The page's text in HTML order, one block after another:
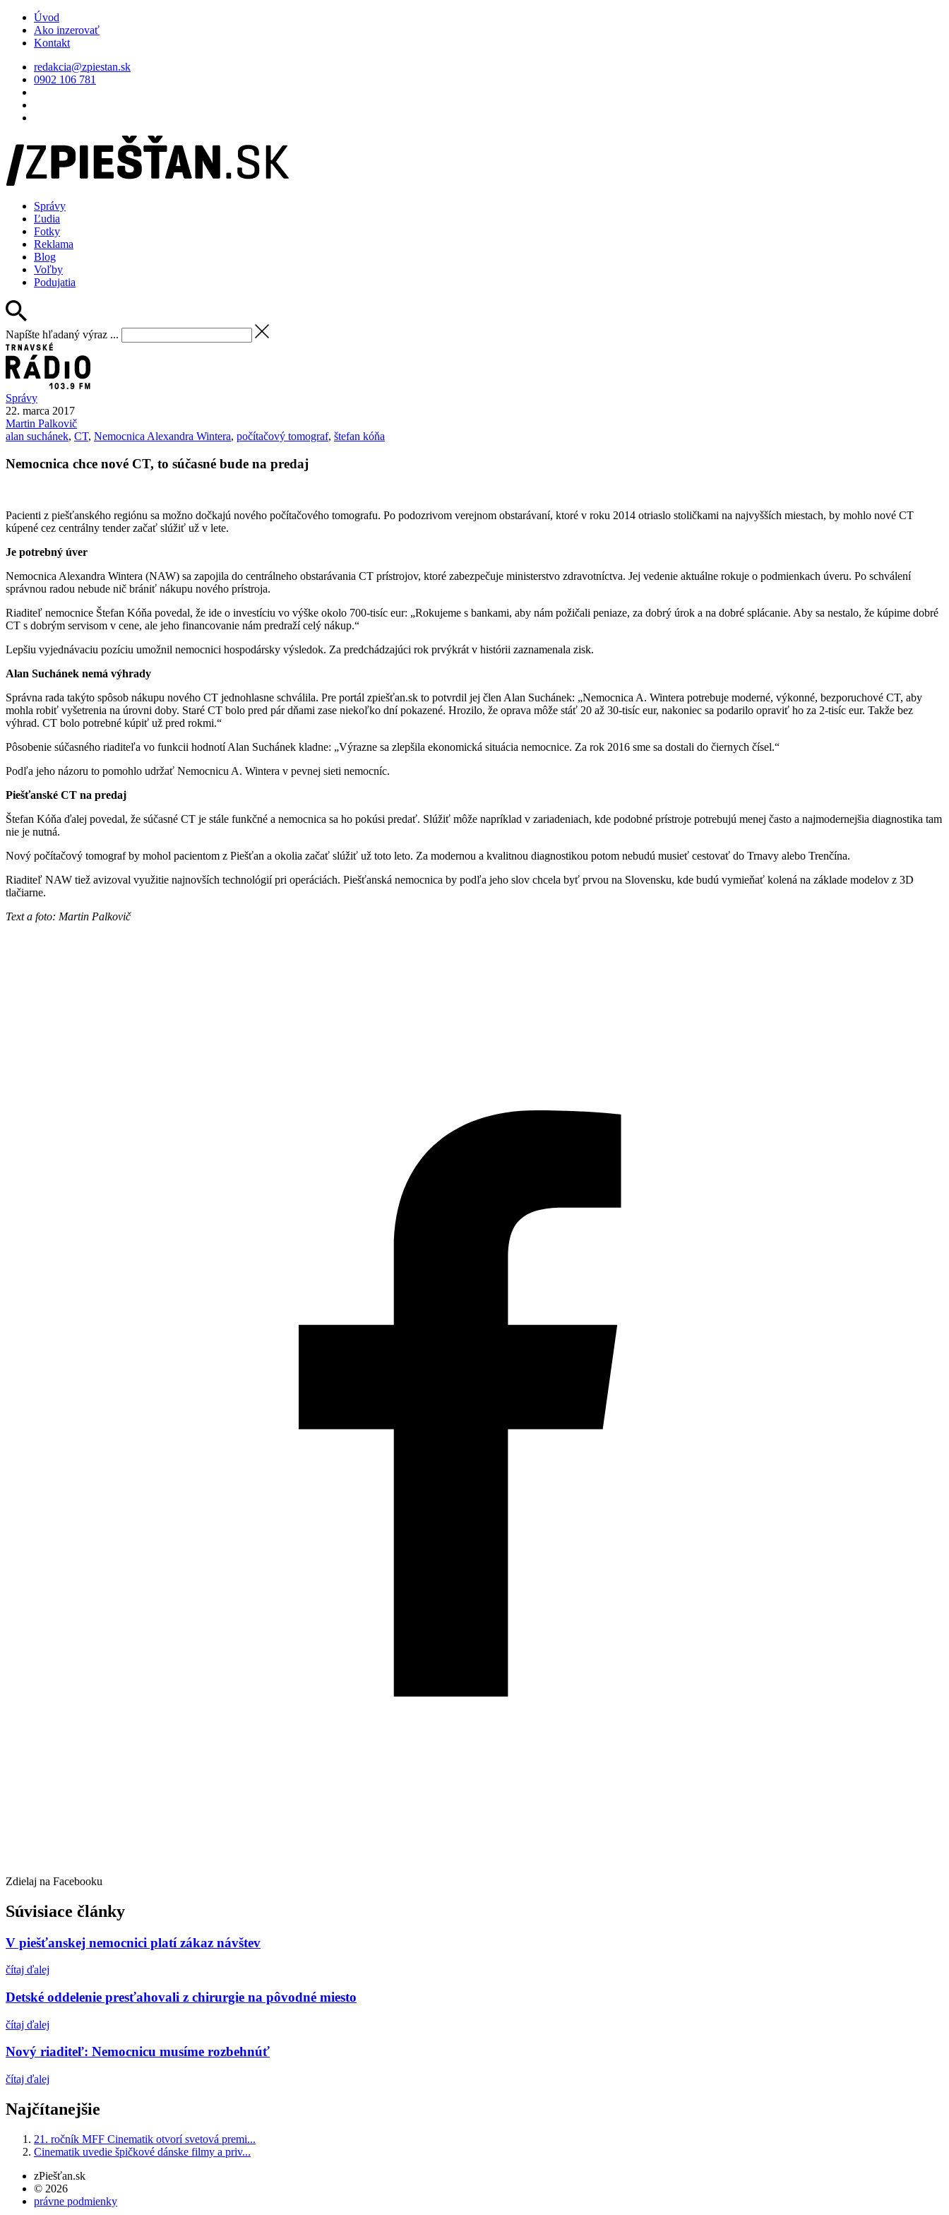
Úvod
Ako inzerovať
Kontakt
redakcia@zpiestan.sk
0902 106 781
Správy
Ľudia
Fotky
Reklama
Blog
Voľby
Podujatia
Napíšte hľadaný výraz ...
Správy
22. marca 2017
Martin Palkovič
alan suchánek, CT, Nemocnica Alexandra Wintera, počítačový tomograf, štefan kóňa
Nemocnica chce nové CT, to súčasné bude na predaj
Pacienti z piešťanského regiónu sa možno dočkajú nového počítačového tomografu. Po podozrivom verejnom obstarávaní, ktoré v roku 2014 otriaslo stoličkami na najvyšších miestach, by mohlo nové CT
kúpené cez centrálny tender začať slúžiť už v lete.
Je potrebný úver
Nemocnica Alexandra Wintera (NAW) sa zapojila do centrálneho obstarávania CT prístrojov, ktoré zabezpečuje ministerstvo zdravotníctva. Jej vedenie aktuálne rokuje o podmienkach úveru. Po schválení
správnou radou nebude nič brániť nákupu nového prístroja.
Riaditeľ nemocnice Štefan Kóňa povedal, že ide o investíciu vo výške okolo 700-tisíc eur: „Rokujeme s bankami, aby nám požičali peniaze, za dobrý úrok a na dobré splácanie. Aby sa nestalo, že kúpime dobré
CT s dobrým servisom v cene, ale jeho financovanie nám predraží celý nákup.“
Lepšiu vyjednávaciu pozíciu umožnil nemocnici hospodársky výsledok. Za predchádzajúci rok prvýkrát v histórii zaznamenala zisk.
Alan Suchánek nemá výhrady
Správna rada takýto spôsob nákupu nového CT jednohlasne schválila. Pre portál zpiešťan.sk to potvrdil jej člen Alan Suchánek: „Nemocnica A. Wintera potrebuje moderné, výkonné, bezporuchové CT, aby
mohla robiť vyšetrenia na úrovni doby. Staré CT bolo pred pár dňami zase niekoľko dní pokazené. Hrozilo, že oprava môže stáť 20 až 30-tisíc eur, nakoniec sa podarilo opraviť ho za 2-tisíc eur. Takže bez
výhrad. CT bolo potrebné kúpiť už pred rokmi.“
Pôsobenie súčasného riaditeľa vo funkcii hodnotí Alan Suchánek kladne: „Výrazne sa zlepšila ekonomická situácia nemocnice. Za rok 2016 sme sa dostali do čiernych čísel.“
Podľa jeho názoru to pomohlo udržať Nemocnicu A. Wintera v pevnej sieti nemocníc.
Piešťanské CT na predaj
Štefan Kóňa ďalej povedal, že súčasné CT je stále funkčné a nemocnica sa ho pokúsi predať. Slúžiť môže napríklad v zariadeniach, kde podobné prístroje potrebujú menej často a najmodernejšia diagnostika tam
nie je nutná.
Nový počítačový tomograf by mohol pacientom z Piešťan a okolia začať slúžiť už toto leto. Za modernou a kvalitnou diagnostikou potom nebudú musieť cestovať do Trnavy alebo Trenčína.
Riaditeľ NAW tiež avizoval využitie najnovších technológií pri operáciách. Piešťanská nemocnica by podľa jeho slov chcela byť prvou na Slovensku, kde budú vymieňať kolená na základe modelov z 3D
tlačiarne.
Text a foto: Martin Palkovič
Zdielaj na Facebooku
Súvisiace články
V piešťanskej nemocnici platí zákaz návštev
čítaj ďalej
Detské oddelenie presťahovali z chirurgie na pôvodné miesto
čítaj ďalej
Nový riaditeľ: Nemocnicu musíme rozbehnúť
čítaj ďalej
Najčítanejšie
21. ročník MFF Cinematik otvorí svetová premi...
Cinematik uvedie špičkové dánske filmy a priv...
zPiešťan.sk
© 2026
právne podmienky